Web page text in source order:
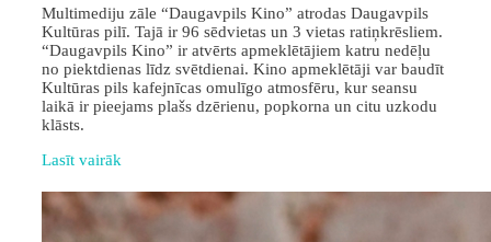
Multimediju zāle “Daugavpils Kino” atrodas Daugavpils
Kultūras pilī. Tajā ir 96 sēdvietas un 3 vietas ratiņkrēsliem.
“Daugavpils Kino” ir atvērts apmeklētājiem katru nedēļu
no piektdienas līdz svētdienai. Kino apmeklētāji var baudīt
Kultūras pils kafejnīcas omulīgo atmosfēru, kur seansu
laikā ir pieejams plašs dzērienu, popkorna un citu uzkodu
klāsts.
Lasīt vairāk